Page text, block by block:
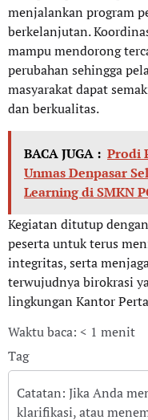
menjalankan program
berkelanjutan.
mampu mendorong
perubahan sehingga
masyarakat dapat
dan berkualitas.
BACA JUGA : Prodi
Unmas Denpasar
Learning di SMKN
Kegiatan ditutup
peserta untuk terus
integritas, serta
terwujudnya birokrasi
lingkungan Kantor
Waktu baca: < 1 menit
Tag
Catatan: Jika Anda
klarifikasi, atau